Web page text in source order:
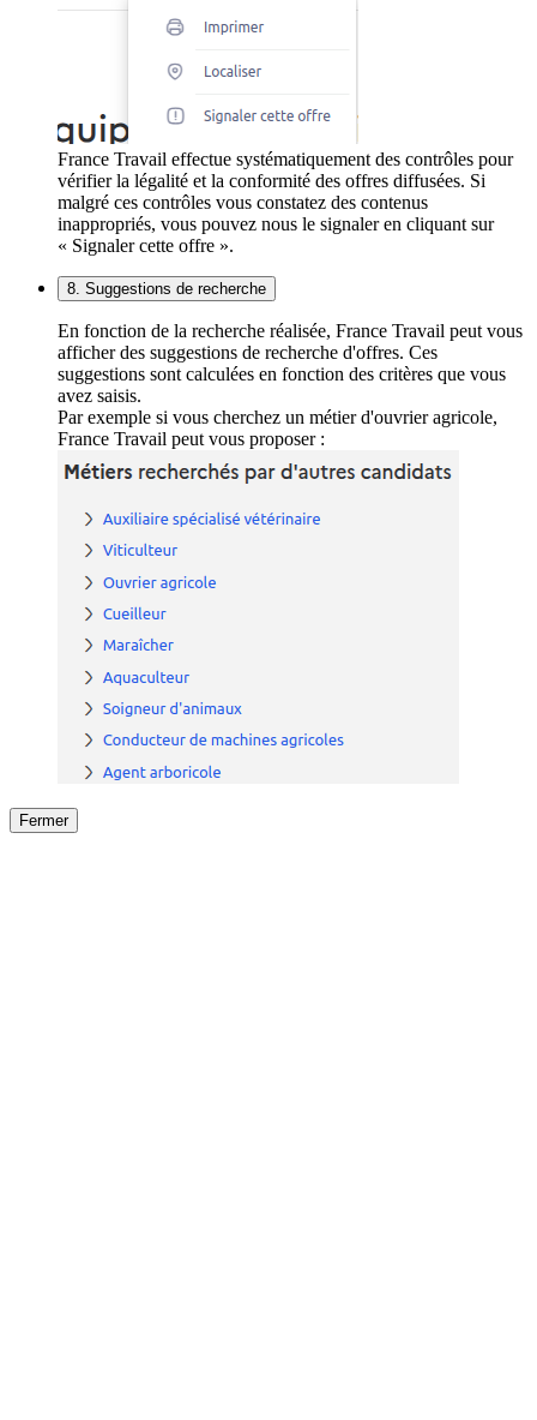
France Travail effectue systématiquement des contrôles pour
vérifier la légalité et la conformité des offres diffusées. Si
malgré ces contrôles vous constatez des contenus
inappropriés, vous pouvez nous le signaler en cliquant sur
« Signaler cette offre ».
8. Suggestions de recherche
En fonction de la recherche réalisée, France Travail peut vous
afficher des suggestions de recherche d'offres. Ces
suggestions sont calculées en fonction des critères que vous
avez saisis.
Par exemple si vous cherchez un métier d'ouvrier agricole,
France Travail peut vous proposer :
Fermer